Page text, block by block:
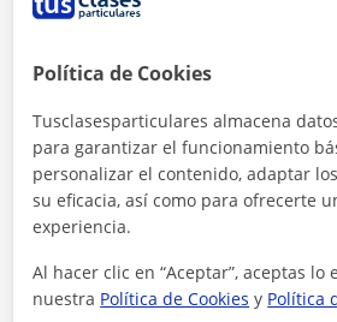
Al hacer clic, aceptas nuestroaviso legal y
Contactar
Política de Cookies
Tusclasesparticulares almacena
para garantizar el funcionamiento
personalizar el contenido, adaptar
su eficacia, así como para ofrecerte
experiencia.
Al hacer clic en “Aceptar”, aceptas lo
nuestra Política de Cookies y Política